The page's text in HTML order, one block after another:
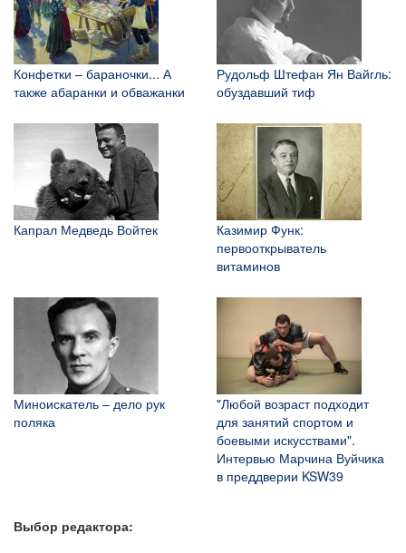
Конфетки – бараночки... А
также абаранки и обважанки
Рудольф Штефан Ян Вайгль:
обуздавший тиф
Капрал Медведь Войтек
Казимир Функ:
первооткрыватель
витаминов
Миноискатель – дело рук
поляка
"Любой возраст подходит
для занятий спортом и
боевыми искусствами".
Интервью Марчина Вуйчика
в преддверии KSW39
Выбор редактора: